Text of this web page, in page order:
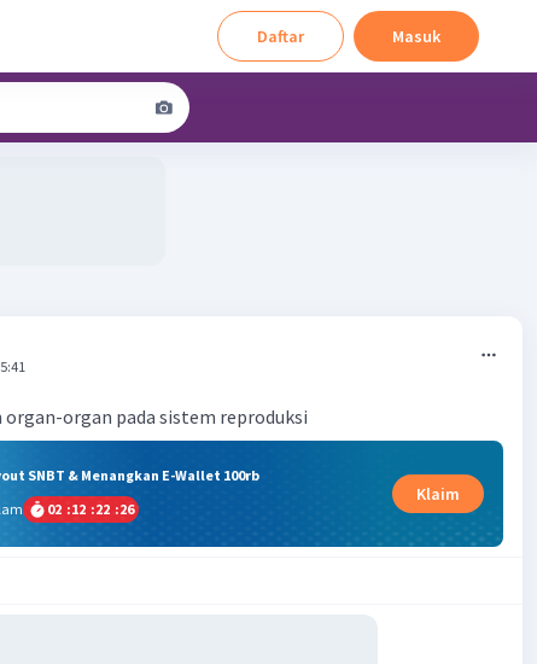
Daftar Masuk
organ-organ pada sistem reproduksi
SNBT & Menangkan E-Wallet 100rb
02 :12 :22 :26
Klaim